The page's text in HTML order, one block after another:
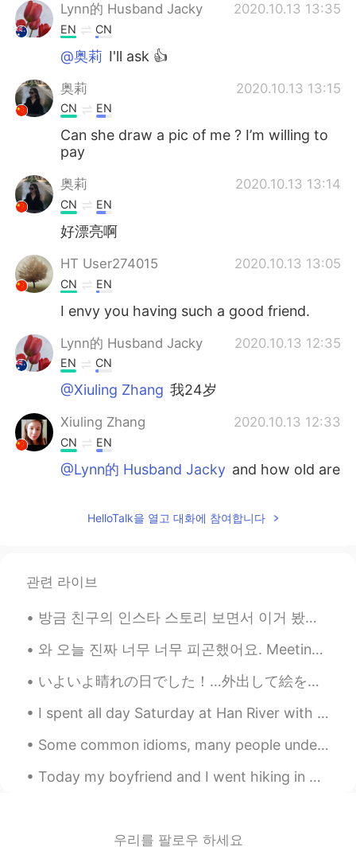
Lynn的 Husband Jacky 2020.10.13 13:35
EN CN
@奥莉 I'll ask 👍
奥莉 2020.10.13 13:15
CN EN
Can she draw a pic of me ? I’m willing to
pay
奥莉 2020.10.13 13:14
CN EN
好漂亮啊
HT User274015 2020.10.13 13:05
CN EN
I envy you having such a good friend.
Lynn的 Husband Jacky 2020.10.13 12:35
EN CN
@Xiuling Zhang 我24岁
Xiuling Zhang 2020.10.13 12:33
CN EN
@Lynn的 Husband Jacky and how old are
Lynn的 Husband Jacky 2020.10.13 12:31
CN EN
How old is she
已加密 2020.10.13 12:25
好可爱啊
2020.10.13 12:12
CN EN
千沧Yang 2020.10.13 12:11
HelloTalk을 열고 대화에 참여합니다
관련 라이브
방금 친구의 인스타 스토리 보면서 이거 봤는데 캡쳐하고 여기 올리고 있다. 안타깝지만 한국에서 이렇게 더럽게 생각하는 남자 많다. 외국여자 도전으로만 생각하는 남자 꽤 많거든...
와 오늘 진짜 너무 너무 피곤했어요. Meeting은 너무 많이 있었어요. 근데 오늘 점심에 Clients이랑 맛있게 음식을 먹었어요. 그 식당은 비싸지만 음식이 맛있어요. ...
いよいよ晴れの日でした！…外出して絵を描いてみました！みなさん、素晴らしい一週間を😊✨ Today was a beautiful day.... Finally here it was sun...
I spent all day Saturday at Han River with a good friend 😊 we rode bikes, ate food from food cart...
Some common idioms, many people under the age of 24 might say these aren’t common. They are com...
Today my boyfriend and I went hiking in Sedona, AZ☺️ We took it easy and went to climb Bell Rock😆...
우리를 팔로우 하세요